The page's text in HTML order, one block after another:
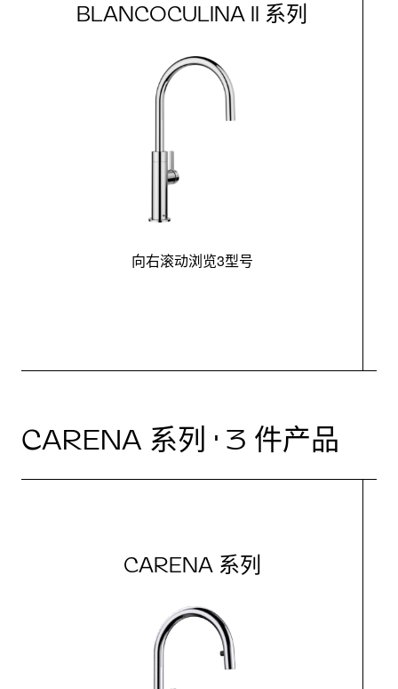
BLANCOCULINA II 系列
向右滚动浏览3型号
CARENA 系列 · 3 件产品
CARENA 系列